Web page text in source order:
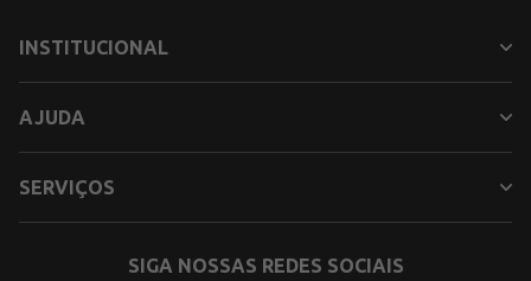
INSTITUCIONAL
AJUDA
SERVIÇOS
SIGA NOSSAS REDES SOCIAIS